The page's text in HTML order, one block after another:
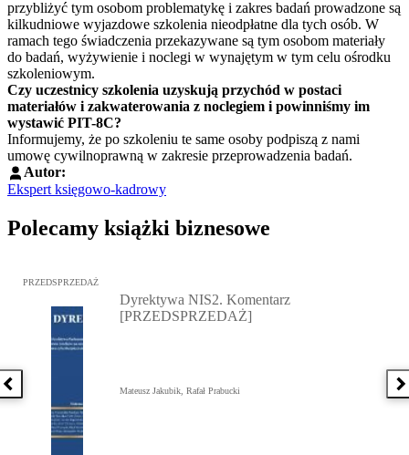
przybliżyć tym osobom problematykę i zakres badań prowadzone są
kilkudniowe wyjazdowe szkolenia nieodpłatne dla tych osób. W
ramach tego świadczenia przekazywane są tym osobom materiały
do badań, wyżywienie i noclegi w wynajętym w tym celu ośrodku
szkoleniowym.
Czy uczestnicy szkolenia uzyskują przychód w postaci
materiałów i zakwaterowania z noclegiem i powinniśmy im
wystawić PIT-8C?
Informujemy, że po szkoleniu te same osoby podpiszą z nami
umowę cywilnoprawną w zakresie przeprowadzenia badań.
Autor:
Ekspert księgowo-kadrowy
Polecamy książki biznesowe
Poprzednia książka
Przejdź do: Dyrektywa NIS2. Komentarz [PRZEDSPRZEDAŻ],
PRZEDSPRZEDAŻ
Dyrektywa NIS2. Komentarz
[PRZEDSPRZEDAŻ]
Mateusz Jakubik, Rafał Prabucki